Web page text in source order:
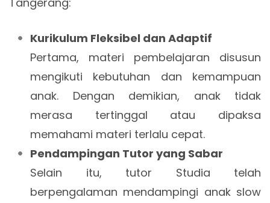
Kurikulum Fleksibel dan Adaptif
Pertama, materi pembelajaran disusun
mengikuti kebutuhan dan kemampuan
anak. Dengan demikian, anak tidak
merasa tertinggal atau dipaksa
memahami materi terlalu cepat.
Pendampingan Tutor yang Sabar
Selain itu, tutor Studia telah
berpengalaman mendampingi anak slow